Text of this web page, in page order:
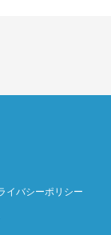
イバシーポリシー